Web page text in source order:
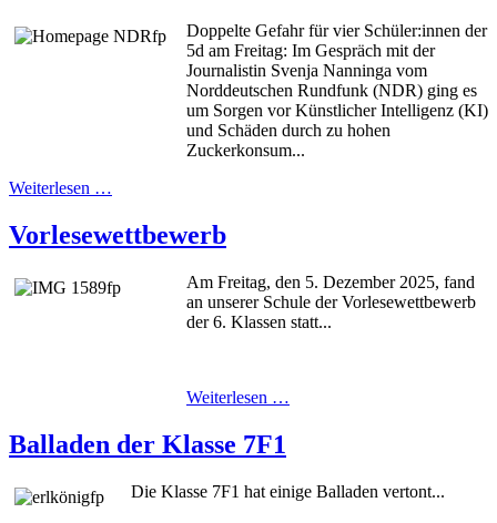
Doppelte Gefahr für vier Schüler:innen der
5d am Freitag: Im Gespräch mit der
Journalistin Svenja Nanninga vom
Norddeutschen Rundfunk (NDR) ging es
um Sorgen vor Künstlicher Intelligenz (KI)
und Schäden durch zu hohen
Zuckerkonsum...
Weiterlesen …
Vorlesewettbewerb
Am Freitag, den 5. Dezember 2025, fand
an unserer Schule der Vorlesewettbewerb
der 6. Klassen statt...
Weiterlesen …
Balladen der Klasse 7F1
Die Klasse 7F1 hat einige Balladen vertont...